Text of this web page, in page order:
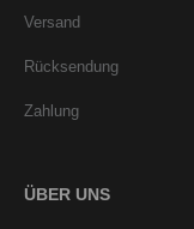
Versand
Rücksendung
Zahlung
ÜBER UNS